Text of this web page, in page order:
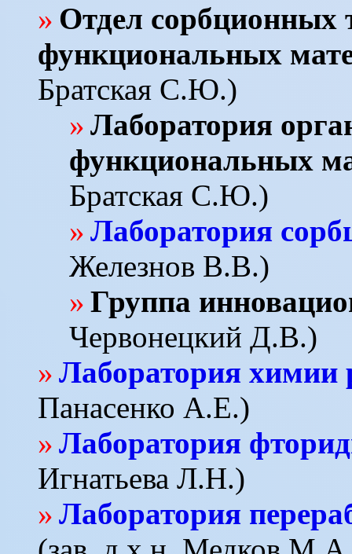
Отдел сорбционных
функциональных
Братская С.Ю.)
Лаборатория
функциональных
Братская С.Ю.)
Лаборатория
Железнов В.В.)
Группа
Червонецкий Д.В.)
Лаборатория химии
Панасенко А.Е.)
Лаборатория
Игнатьева Л.Н.)
Лаборатория